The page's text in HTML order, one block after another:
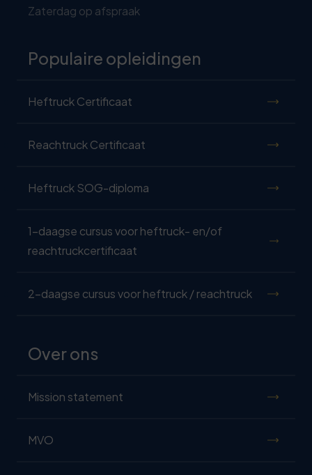
Zaterdag op afspraak
Populaire opleidingen
Heftruck Certificaat
Reachtruck Certificaat
Heftruck SOG-diploma
1-daagse cursus voor heftruck- en/of
reachtruckcertificaat
2-daagse cursus voor heftruck / reachtruck
Over ons
Mission statement
MVO